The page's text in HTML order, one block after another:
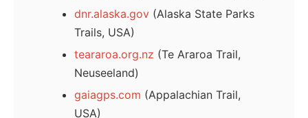
dnr.alaska.gov (Alaska State Parks
Trails, USA)
teararoa.org.nz (Te Araroa Trail,
Neuseeland)
gaiagps.com (Appalachian Trail,
USA)